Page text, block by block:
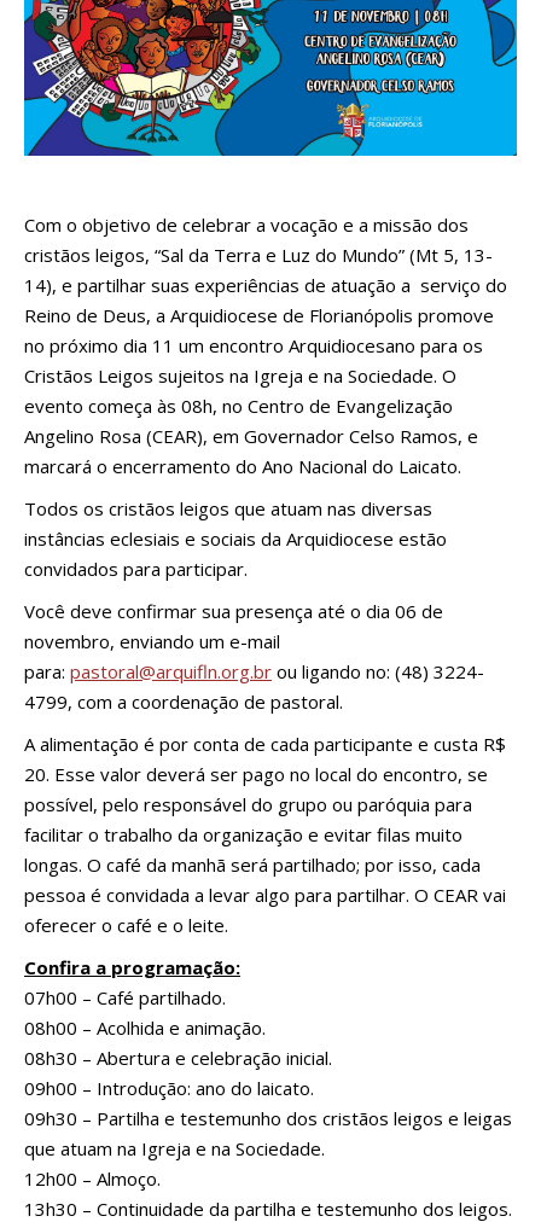
Com o objetivo de celebrar a vocação e a missão dos
cristãos leigos, “Sal da Terra e Luz do Mundo” (Mt 5, 13-
14), e partilhar suas experiências de atuação a serviço do
Reino de Deus, a Arquidiocese de Florianópolis promove
no próximo dia 11 um encontro Arquidiocesano para os
Cristãos Leigos sujeitos na Igreja e na Sociedade. O
evento começa às 08h, no Centro de Evangelização
Angelino Rosa (CEAR), em Governador Celso Ramos, e
marcará o encerramento do Ano Nacional do Laicato.
Todos os cristãos leigos que atuam nas diversas
instâncias eclesiais e sociais da Arquidiocese estão
convidados para participar.
Você deve confirmar sua presença até o dia 06 de
novembro, enviando um e-mail
para: pastoral@arquifln.org.br ou ligando no: (48) 3224-
4799, com a coordenação de pastoral.
A alimentação é por conta de cada participante e custa R$
20. Esse valor deverá ser pago no local do encontro, se
possível, pelo responsável do grupo ou paróquia para
facilitar o trabalho da organização e evitar filas muito
longas. O café da manhã será partilhado; por isso, cada
pessoa é convidada a levar algo para partilhar. O CEAR vai
oferecer o café e o leite.
Confira a programação:
07h00 – Café partilhado.
08h00 – Acolhida e animação.
08h30 – Abertura e celebração inicial.
09h00 – Introdução: ano do laicato.
09h30 – Partilha e testemunho dos cristãos leigos e leigas
que atuam na Igreja e na Sociedade.
12h00 – Almoço.
13h30 – Continuidade da partilha e testemunho dos leigos.